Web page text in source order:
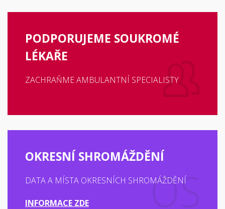
PODPORUJEME SOUKROMÉ
LÉKAŘE
ZACHRAŇME AMBULANTNÍ SPECIALISTY
OKRESNÍ SHROMÁŽDĚNÍ
DATA A MÍSTA OKRESNÍCH SHROMÁŽDĚNÍ
INFORMACE ZDE